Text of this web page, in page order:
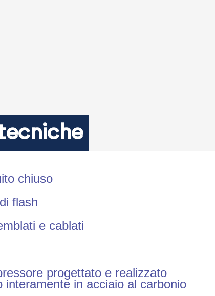
chiuso
flash
e cablati
progettato e realizzato
interamente in acciaio al carbonio